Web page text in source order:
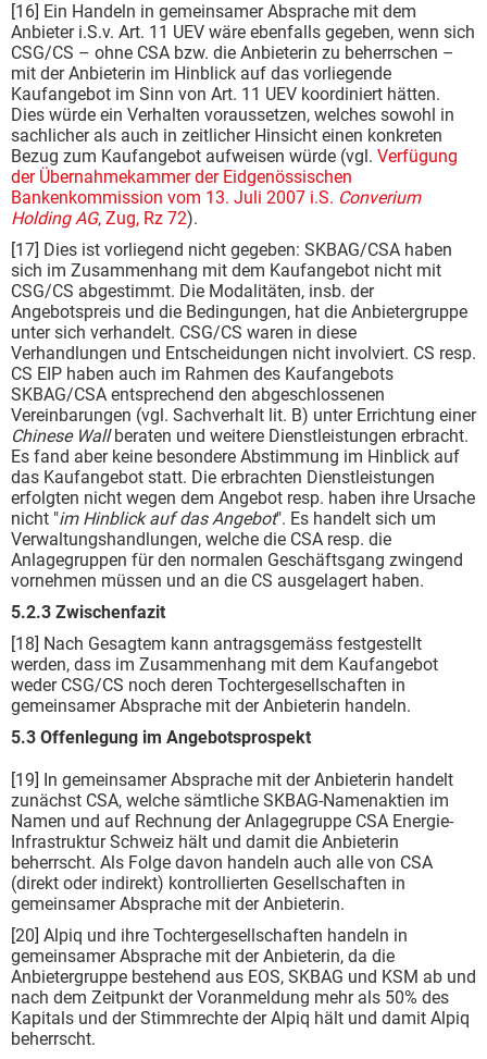
[16] Ein Handeln in gemeinsamer Absprache mit dem
Anbieter i.S.v. Art. 11 UEV wäre ebenfalls gegeben, wenn sich
CSG/CS – ohne CSA bzw. die Anbieterin zu beherrschen –
mit der Anbieterin im Hinblick auf das vorliegende
Kaufangebot im Sinn von Art. 11 UEV koordiniert hätten.
Dies würde ein Verhalten voraussetzen, welches sowohl in
sachlicher als auch in zeitlicher Hinsicht einen konkreten
Bezug zum Kaufangebot aufweisen würde (vgl. Verfügung
der Übernahmekammer der Eidgenössischen
Bankenkommission vom 13. Juli 2007 i.S. Converium
Holding AG, Zug, Rz 72).
[17] Dies ist vorliegend nicht gegeben: SKBAG/CSA haben
sich im Zusammenhang mit dem Kaufangebot nicht mit
CSG/CS abgestimmt. Die Modalitäten, insb. der
Angebotspreis und die Bedingungen, hat die Anbietergruppe
unter sich verhandelt. CSG/CS waren in diese
Verhandlungen und Entscheidungen nicht involviert. CS resp.
CS EIP haben auch im Rahmen des Kaufangebots
SKBAG/CSA entsprechend den abgeschlossenen
Vereinbarungen (vgl. Sachverhalt lit. B) unter Errichtung einer
Chinese Wallberaten und weitere Dienstleistungen erbracht.
Es fand aber keine besondere Abstimmung im Hinblick auf
das Kaufangebot statt. Die erbrachten Dienstleistungen
erfolgten nicht wegen dem Angebot resp. haben ihre Ursache
nicht "im Hinblick auf das Angebot". Es handelt sich um
Verwaltungshandlungen, welche die CSA resp. die
Anlagegruppen für den normalen Geschäftsgang zwingend
vornehmen müssen und an die CS ausgelagert haben.
5.2.3 Zwischenfazit
[18] Nach Gesagtem kann antragsgemäss festgestellt
werden, dass im Zusammenhang mit dem Kaufangebot
weder CSG/CS noch deren Tochtergesellschaften in
gemeinsamer Absprache mit der Anbieterin handeln.
5.3 Offenlegung im Angebotsprospekt
[19] In gemeinsamer Absprache mit der Anbieterin handelt
zunächst CSA, welche sämtliche SKBAG-Namenaktien im
Namen und auf Rechnung der Anlagegruppe CSA Energie-
Infrastruktur Schweiz hält und damit die Anbieterin
beherrscht. Als Folge davon handeln auch alle von CSA
(direkt oder indirekt) kontrollierten Gesellschaften in
gemeinsamer Absprache mit der Anbieterin.
[20] Alpiq und ihre Tochtergesellschaften handeln in
gemeinsamer Absprache mit der Anbieterin, da die
Anbietergruppe bestehend aus EOS, SKBAG und KSM ab und
nach dem Zeitpunkt der Voranmeldung mehr als 50% des
Kapitals und der Stimmrechte der Alpiq hält und damit Alpiq
beherrscht.